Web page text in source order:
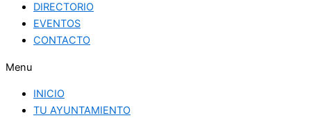
DIRECTORIO
EVENTOS
CONTACTO
Menu
INICIO
TU AYUNTAMIENTO